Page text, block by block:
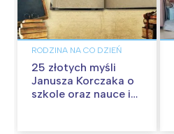
RODZINA NA CO DZIEŃ
25 złotych myśli
Janusza Korczaka o
szkole oraz nauce i